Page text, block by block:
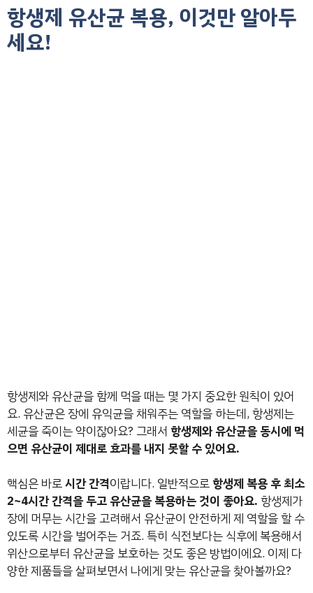
항생제 유산균 복용, 이것만 알아두
세요!
항생제와 유산균을 함께 먹을 때는 몇 가지 중요한 원칙이 있어
요. 유산균은 장에 유익균을 채워주는 역할을 하는데, 항생제는
세균을 죽이는 약이잖아요? 그래서 항생제와 유산균을 동시에 먹
으면 유산균이 제대로 효과를 내지 못할 수 있어요.
핵심은 바로시간 간격이랍니다. 일반적으로항생제 복용 후 최소
2~4시간 간격을 두고 유산균을 복용하는 것이 좋아요. 항생제가
장에 머무는 시간을 고려해서 유산균이 안전하게 제 역할을 할 수
있도록 시간을 벌어주는 거죠. 특히 식전보다는 식후에 복용해서
위산으로부터 유산균을 보호하는 것도 좋은 방법이에요. 이제 다
양한 제품들을 살펴보면서 나에게 맞는 유산균을 찾아볼까요?